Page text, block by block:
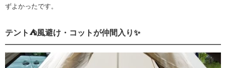
ずよかったです。
テント⛺風避け・コットが仲間入り✨